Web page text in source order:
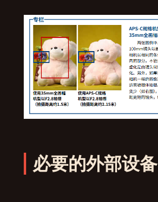
必要的外部设备